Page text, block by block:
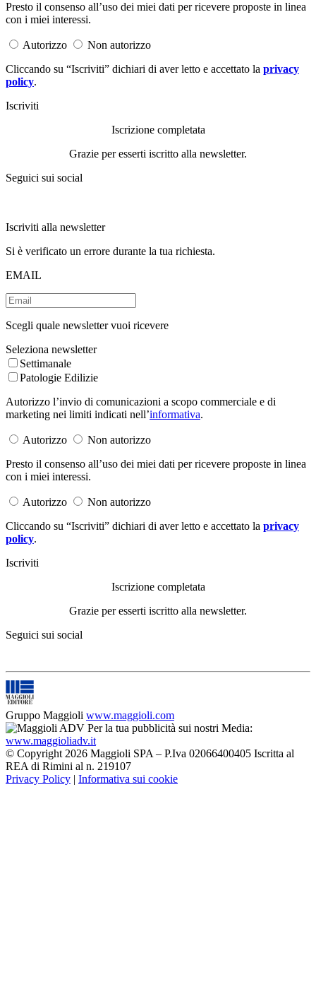
Presto il consenso all’uso dei miei dati per ricevere proposte in linea
con i miei interessi.
Autorizzo
Non autorizzo
Cliccando su “Iscriviti” dichiari di aver letto e accettato la privacy
policy.
Iscriviti
Iscrizione completata
Grazie per esserti iscritto alla newsletter.
Seguici sui social
Iscriviti alla newsletter
Si è verificato un errore durante la tua richiesta.
EMAIL
Scegli quale newsletter vuoi ricevere
Seleziona newsletter
Settimanale
Patologie Edilizie
Autorizzo l’invio di comunicazioni a scopo commerciale e di
marketing nei limiti indicati nell’informativa.
Autorizzo
Non autorizzo
Presto il consenso all’uso dei miei dati per ricevere proposte in linea
con i miei interessi.
Autorizzo
Non autorizzo
Cliccando su “Iscriviti” dichiari di aver letto e accettato la privacy
policy.
Iscriviti
Iscrizione completata
Grazie per esserti iscritto alla newsletter.
Seguici sui social
Gruppo Maggioli www.maggioli.com
Per la tua pubblicità sui nostri Media:
www.maggioliadv.it
© Copyright 2026 Maggioli SPA – P.Iva 02066400405 Iscritta al
REA di Rimini al n. 219107
Privacy Policy | Informativa sui cookie